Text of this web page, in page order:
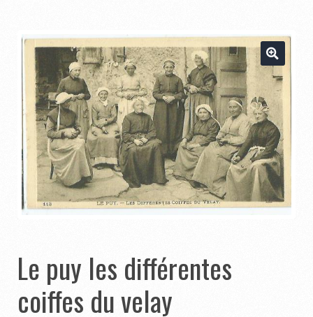
Boutique
Catégories
Contact
Panier
Autres pages
Ouvrir
Le puy les différentes
coiffes du velay